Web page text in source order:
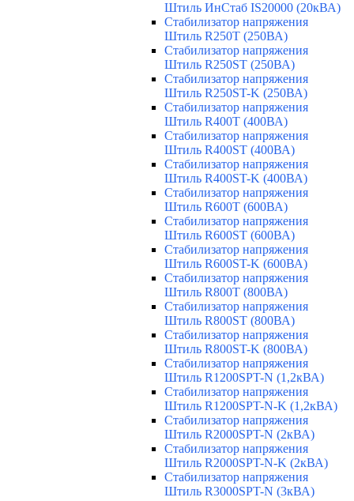
Штиль ИнСтаб IS20000 (20кВА)
Стабилизатор напряжения
Штиль R250T (250ВА)
Стабилизатор напряжения
Штиль R250ST (250ВА)
Стабилизатор напряжения
Штиль R250ST-K (250ВА)
Стабилизатор напряжения
Штиль R400T (400ВА)
Стабилизатор напряжения
Штиль R400ST (400ВА)
Стабилизатор напряжения
Штиль R400ST-K (400ВА)
Стабилизатор напряжения
Штиль R600T (600ВА)
Стабилизатор напряжения
Штиль R600ST (600ВА)
Стабилизатор напряжения
Штиль R600ST-K (600ВА)
Стабилизатор напряжения
Штиль R800T (800ВА)
Стабилизатор напряжения
Штиль R800ST (800ВА)
Стабилизатор напряжения
Штиль R800ST-K (800ВА)
Стабилизатор напряжения
Штиль R1200SPT-N (1,2кВА)
Стабилизатор напряжения
Штиль R1200SPT-N-K (1,2кВА)
Стабилизатор напряжения
Штиль R2000SPT-N (2кВА)
Стабилизатор напряжения
Штиль R2000SPT-N-K (2кВА)
Стабилизатор напряжения
Штиль R3000SPT-N (3кВА)